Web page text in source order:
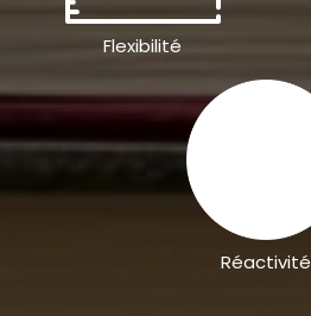
Flexibilité
Réactivité